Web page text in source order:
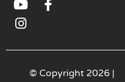
Y
o
t
F
e
o
I
n
t
© Copyright 2026 |